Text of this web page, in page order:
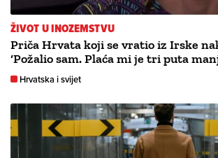
ŽIVOT U INOZEMSTVU
Priča Hrvata koji se vratio iz Irske
‘Požalio sam. Plaća mi je tri puta
Hrvatska i svijet